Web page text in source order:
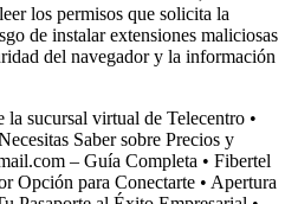
los permisos que solicita la
de instalar extensiones maliciosas
del navegador y la información
la sucursal virtual de Telecentro •
Saber sobre Precios y
– Guía Completa • Fibertel
Opción para Conectarte • Apertura